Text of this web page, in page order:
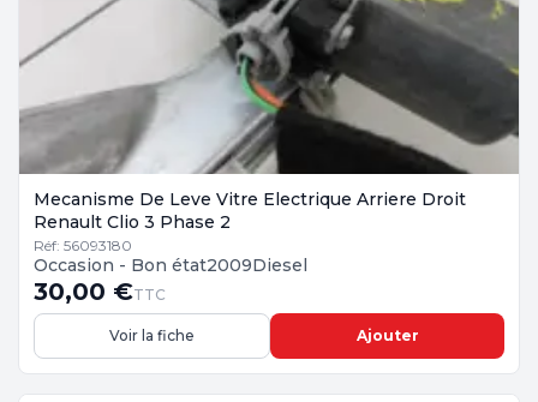
Mecanisme De Leve Vitre Electrique Arriere Droit
Renault Clio 3 Phase 2
Réf: 56093180
Occasion - Bon état2009Diesel
30,00 €TTC
Voir la fiche Ajouter